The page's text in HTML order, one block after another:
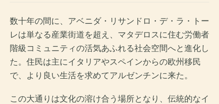
数十年の間に、アベニダ・リサンドロ・デ・ラ・トー
レは単なる産業街道を超え、マタデロスに住む労働者
階級コミュニティの活気あふれる社会空間へと進化し
た。住民は主にイタリアやスペインからの欧州移民
で、より良い生活を求めてアルゼンチンに来た。
この大通りは文化の溶け合う場所となり、伝統的なイ